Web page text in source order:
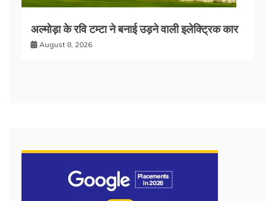
अल्मोड़ा के रवि टम्टा ने बनाई उड़ने वाली इलेक्ट्रिक कार
August 8, 2026